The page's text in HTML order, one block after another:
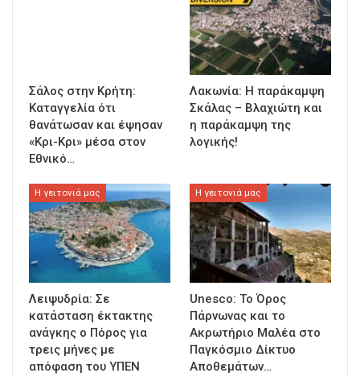
Σάλος στην Κρήτη:
Καταγγελία ότι
θανάτωσαν και έψησαν
«Κρι-Κρι» μέσα στον
Εθνικό…
Λακωνία: Η παράκαμψη
Σκάλας – Βλαχιώτη και
η παράκαμψη της
λογικής!
Η γειτονιά μας
Λειψυδρία: Σε
κατάσταση έκτακτης
ανάγκης ο Πόρος για
τρεις μήνες με
απόφαση του ΥΠΕΝ
Η γειτονιά μας
Unesco: Το Όρος
Πάρνωνας και το
Ακρωτήριο Μαλέα στο
Παγκόσμιο Δίκτυο
Αποθεμάτων…